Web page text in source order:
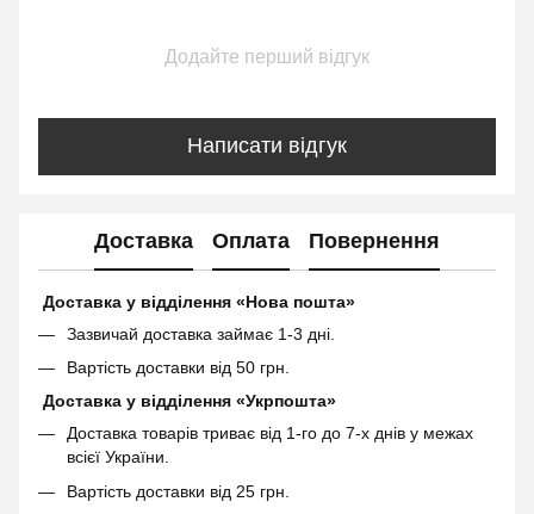
Додайте перший відгук
Написати відгук
Доставка Оплата Повернення
Доставка у відділення «Нова пошта»
Зазвичай доставка займає 1-3 дні.
Вартість доставки від 50 грн.
Доставка у відділення «Укрпошта»
Доставка товарів триває від 1-го до 7-х днів у межах
всієї України.
Вартість доставки від 25 грн.